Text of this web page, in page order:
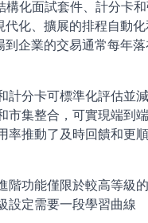
化面試套件、計分卡
化、擴展的排程自動
企業的交易通常每年
計分卡可標準化評估並
市集整合，可實現端到
率推動了及時回饋和更
階功能僅限於較高等級
設定需要一段學習曲線